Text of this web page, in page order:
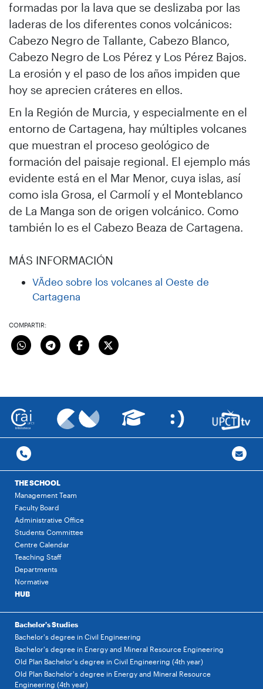
formadas por la lava que se deslizaba por las
laderas de los diferentes conos volcánicos:
Cabezo Negro de Tallante, Cabezo Blanco,
Cabezo Negro de Los Pérez y Los Pérez Bajos.
La erosión y el paso de los años impiden que
hoy se aprecien cráteres en ellos.
En la Región de Murcia, y especialmente en el
entorno de Cartagena, hay múltiples volcanes
que muestran el proceso geológico de
formación del paisaje regional. El ejemplo más
evidente está en el Mar Menor, cuya islas, así
como isla Grosa, el Carmolí y el Monteblanco
de La Manga son de origen volcánico. Como
también lo es el Cabezo Beaza de Cartagena.
MÁS INFORMACIÓN
VÃ­deo sobre los volcanes al Oeste de
Cartagena
COMPARTIR:
THE SCHOOL
Management Team
Faculty Board
Administrative Office
Students Committee
Centre Calendar
Teaching Staff
Departments
Normative
HUB
Bachelor's Studies
Bachelor's degree in Civil Engineering
Bachelor's degree in Energy and Mineral Resource Engineering
Old Plan Bachelor's degree in Civil Engineering (4th year)
Old Plan Bachelor's degree in Energy and Mineral Resource
Engineering (4th year)